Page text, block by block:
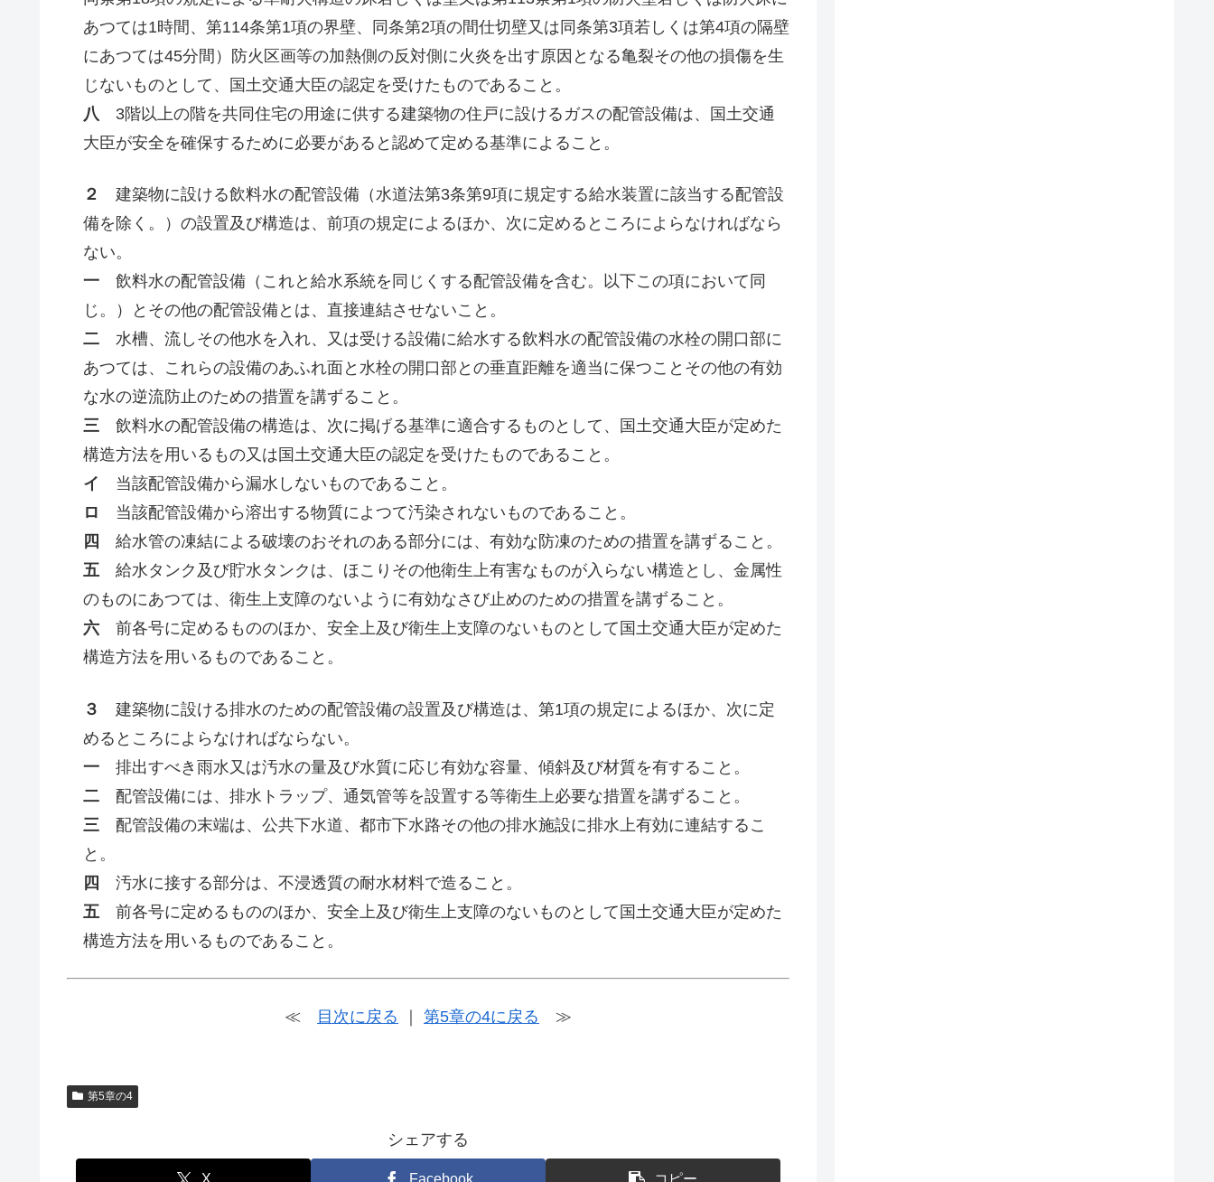
あつては1時間、第114条第1項の界壁、同条第2項の間仕切壁又は同条第3項若しくは第4項の隔壁
にあつては45分間）防火区画等の加熱側の反対側に火炎を出す原因となる亀裂その他の損傷を生
じないものとして、国土交通大臣の認定を受けたものであること。
八 3階以上の階を共同住宅の用途に供する建築物の住戸に設けるガスの配管設備は、国土交通
大臣が安全を確保するために必要があると認めて定める基準によること。
２
建築物に設ける飲料水の配管設備（水道法第3条第9項に規定する給水装置に該当する配管設
備を除く。）の設置及び構造は、前項の規定によるほか、次に定めるところによらなければなら
ない。
一 飲料水の配管設備（これと給水系統を同じくする配管設備を含む。以下この項において同
じ。）とその他の配管設備とは、直接連結させないこと。
二 水槽、流しその他水を入れ、又は受ける設備に給水する飲料水の配管設備の水栓の開口部に
あつては、これらの設備のあふれ面と水栓の開口部との垂直距離を適当に保つことその他の有効
な水の逆流防止のための措置を講ずること。
三 飲料水の配管設備の構造は、次に掲げる基準に適合するものとして、国土交通大臣が定めた
構造方法を用いるもの又は国土交通大臣の認定を受けたものであること。
イ 当該配管設備から漏水しないものであること。
ロ 当該配管設備から溶出する物質によつて汚染されないものであること。
四
給水管の凍結による破壊のおそれのある部分には、有効な防凍のための措置を講ずること。
五 給水タンク及び貯水タンクは、ほこりその他衛生上有害なものが入らない構造とし、金属性
のものにあつては、衛生上支障のないように有効なさび止めのための措置を講ずること。
六 前各号に定めるもののほか、安全上及び衛生上支障のないものとして国土交通大臣が定めた
構造方法を用いるものであること。
３
建築物に設ける排水のための配管設備の設置及び構造は、第1項の規定によるほか、次に定
めるところによらなければならない。
一 排出すべき雨水又は汚水の量及び水質に応じ有効な容量、傾斜及び材質を有すること。
二 配管設備には、排水トラップ、通気管等を設置する等衛生上必要な措置を講ずること。
三 配管設備の末端は、公共下水道、都市下水路その他の排水施設に排水上有効に連結するこ
と。
四
汚水に接する部分は、不浸透質の耐水材料で造ること。
五 前各号に定めるもののほか、安全上及び衛生上支障のないものとして国土交通大臣が定めた
構造方法を用いるものであること。
≪ 目次に戻る ｜ 第5章の4に戻る ≫
第5章の4
シェアする
X Facebook コピー